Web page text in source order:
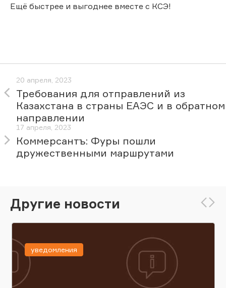
Ещё быстрее и выгоднее вместе с КСЭ!
20 апреля, 2023
Требования для отправлений из
Казахстана в страны ЕАЭС и в обратном
направлении
17 апреля, 2023
Коммерсантъ: Фуры пошли
дружественными маршрутами
Другие новости
уведомления